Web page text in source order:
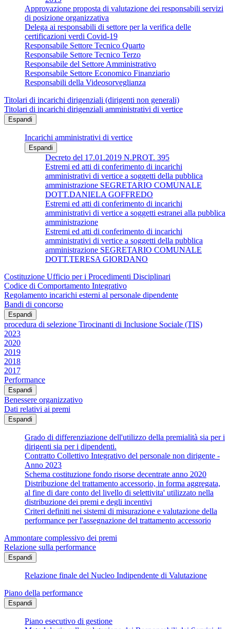
Approvazione proposta di valutazione dei responsabili servizi
di posizione organizzativa
Delega ai responsabili di settore per la verifica delle
certificazioni verdi Covid-19
Responsabile Settore Tecnico Quarto
Responsabile Settore Tecnico Terzo
Responsabile del Settore Amministrativo
Responsabile Settore Economico Finanziario
Responsabili della Videosorveglianza
Titolari di incarichi dirigenziali (dirigenti non generali)
Titolari di incarichi dirigenziali amministrativi di vertice
Espandi
Incarichi amministrativi di vertice
Espandi
Decreto del 17.01.2019 N.PROT. 395
Estremi ed atti di conferimento di incarichi
amministrativi di vertice a soggetti della pubblica
amministrazione SEGRETARIO COMUNALE
DOTT.DANIELA GOFFREDO
Estremi ed atti di conferimento di incarichi
amministrativi di vertice a soggetti estranei alla pubblica
amministrazione
Estremi ed atti di conferimento di incarichi
amministrativi di vertice a soggetti della pubblica
amministrazione SEGRETARIO COMUNALE
DOTT.TERESA GIORDANO
Costituzione Ufficio per i Procedimenti Disciplinari
Codice di Comportamento Integrativo
Regolamento incarichi esterni al personale dipendente
Bandi di concorso
Espandi
procedura di selezione Tirocinanti di Inclusione Sociale (TIS)
2023
2020
2019
2018
2017
Performance
Espandi
Benessere organizzativo
Dati relativi ai premi
Espandi
Grado di differenziazione dell'utilizzo della premialità sia per i
dirigenti sia per i dipendenti.
Contratto Collettivo Integrativo del personale non dirigente -
Anno 2023
Schema costituzione fondo risorse decentrate anno 2020
Distribuzione del trattamento accessorio, in forma aggregata,
al fine di dare conto del livello di selettivita' utilizzato nella
distribuzione dei premi e degli incentivi
Criteri definiti nei sistemi di misurazione e valutazione della
performance per l'assegnazione del trattamento accessorio
Ammontare complessivo dei premi
Relazione sulla performance
Espandi
Relazione finale del Nucleo Indipendente di Valutazione
Piano della performance
Espandi
Piano esecutivo di gestione